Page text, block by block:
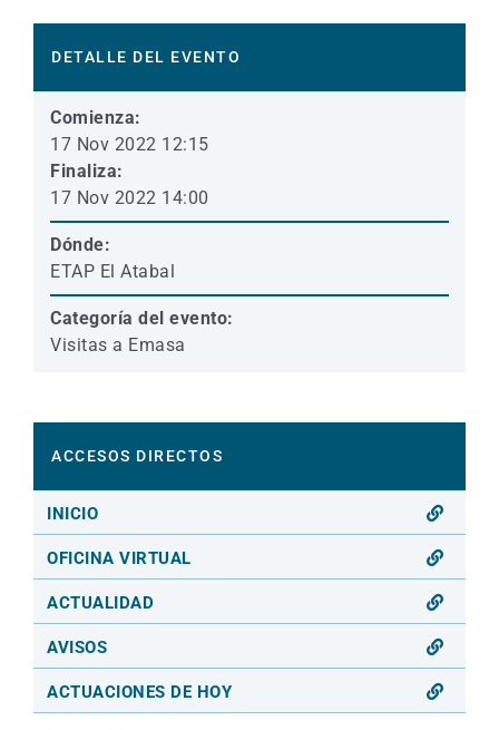
DETALLE DEL EVENTO
Comienza:
17 Nov 2022 12:15
Finaliza:
17 Nov 2022 14:00
Dónde:
ETAP El Atabal
Categoría del evento:
Visitas a Emasa
ACCESOS DIRECTOS
INICIO
OFICINA VIRTUAL
ACTUALIDAD
AVISOS
ACTUACIONES DE HOY